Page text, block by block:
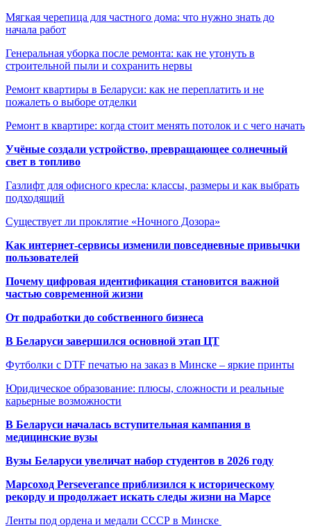
Мягкая черепица для частного дома: что нужно знать до
начала работ
Генеральная уборка после ремонта: как не утонуть в
строительной пыли и сохранить нервы
Ремонт квартиры в Беларуси: как не переплатить и не
пожалеть о выборе отделки
Ремонт в квартире: когда стоит менять потолок и с чего начать
Учёные создали устройство, превращающее солнечный
свет в топливо
Газлифт для офисного кресла: классы, размеры и как выбрать
подходящий
Существует ли проклятие «Ночного Дозора»
Как интернет-сервисы изменили повседневные привычки
пользователей
Почему цифровая идентификация становится важной
частью современной жизни
От подработки до собственного бизнеса
В Беларуси завершился основной этап ЦТ
Футболки с DTF печатью на заказ в Минске – яркие принты
Юридическое образование: плюсы, сложности и реальные
карьерные возможности
В Беларуси началась вступительная кампания в
медицинские вузы
Вузы Беларуси увеличат набор студентов в 2026 году
Марсоход Perseverance приблизился к историческому
рекорду и продолжает искать следы жизни на Марсе
Ленты под ордена и медали СССР в Минске